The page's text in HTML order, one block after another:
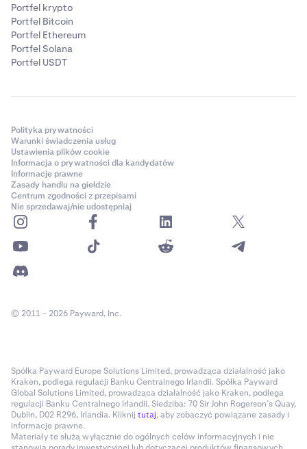
Portfel krypto
Portfel Bitcoin
Portfel Ethereum
Portfel Solana
Portfel USDT
Polityka prywatności
Warunki świadczenia usług
Ustawienia plików cookie
Informacja o prywatności dla kandydatów
Informacje prawne
Zasady handlu na giełdzie
Centrum zgodności z przepisami
Nie sprzedawaj/nie udostępniaj
© 2011 – 2026 Payward, Inc.
Spółka Payward Europe Solutions Limited, prowadząca działalność jako
Kraken, podlega regulacji Banku Centralnego Irlandii. Spółka Payward
Global Solutions Limited, prowadząca działalność jako Kraken, podlega
regulacji Banku Centralnego Irlandii. Siedziba: 70 Sir John Rogerson’s Quay,
Dublin, D02 R296, Irlandia. Kliknij tutaj, aby zobaczyć powiązane zasady i
informacje prawne.
Materiały te służą wyłącznie do ogólnych celów informacyjnych i nie